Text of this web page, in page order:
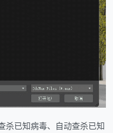
杀已知病毒、自动查杀已知